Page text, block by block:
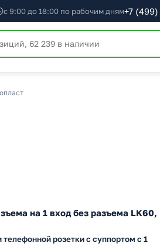
с 9:00 до 18:00 по рабочим дням+7 (499)
на 1 вход без разъема LK60,
розетки с суппортом с 1